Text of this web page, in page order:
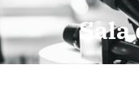
Sala